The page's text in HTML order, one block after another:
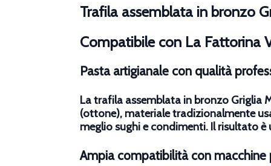
Trafila assemblata in bronzo
Compatibile con La Fattorina
Pasta artigianale con qualità
Latrafila assemblata in bronzo Griglia
(ottone), materiale tradizionalmente
meglio sughi e condimenti. Il risultato
Ampia compatibilità con macchine